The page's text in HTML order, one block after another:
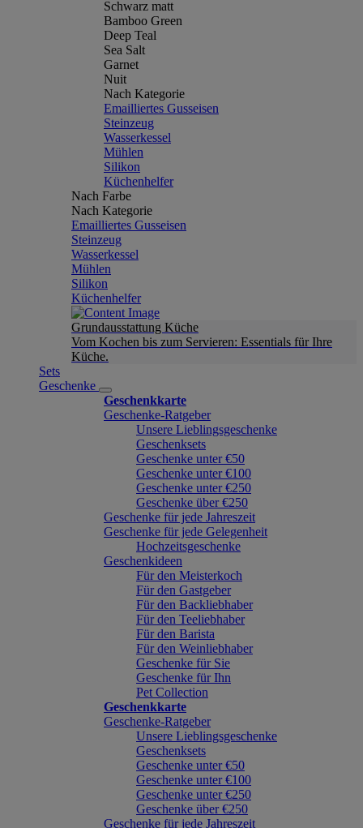
Schwarz matt
Bamboo Green
Deep Teal
Sea Salt
Garnet
Nuit
Nach Kategorie
Emailliertes Gusseisen
Steinzeug
Wasserkessel
Mühlen
Silikon
Küchenhelfer
Nach Farbe
Nach Kategorie
Emailliertes Gusseisen
Steinzeug
Wasserkessel
Mühlen
Silikon
Küchenhelfer
Grundausstattung Küche
Vom Kochen bis zum Servieren: Essentials für Ihre
Küche.
Sets
Geschenke
Geschenkkarte
Geschenke-Ratgeber
Unsere Lieblingsgeschenke
Geschenksets
Geschenke unter €50
Geschenke unter €100
Geschenke unter €250
Geschenke über €250
Geschenke für jede Jahreszeit
Geschenke für jede Gelegenheit
Hochzeitsgeschenke
Geschenkideen
Für den Meisterkoch
Für den Gastgeber
Für den Backliebhaber
Für den Teeliebhaber
Für den Barista
Für den Weinliebhaber
Geschenke für Sie
Geschenke für Ihn
Pet Collection
Geschenkkarte
Geschenke-Ratgeber
Unsere Lieblingsgeschenke
Geschenksets
Geschenke unter €50
Geschenke unter €100
Geschenke unter €250
Geschenke über €250
Geschenke für jede Jahreszeit